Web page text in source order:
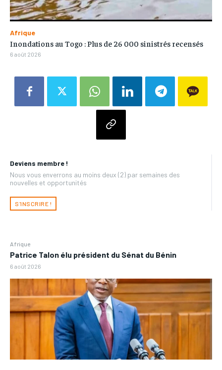
Deviens membre !
Nous vous enverrons au moins deux (2) par semaines des
nouvelles et opportunités
S'INSCRIRE !
Afrique
Patrice Talon élu président du Sénat du Bénin
6 août 2026
Afrique
Inondations au Togo : Plus de 26 000 sinistrés recensés
6 août 2026